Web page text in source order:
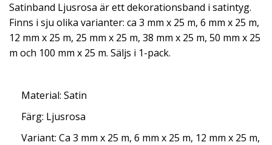
Satinband Ljusrosa är ett dekorationsband i satintyg.
Finns i sju olika varianter: ca 3 mm x 25 m, 6 mm x 25 m,
12 mm x 25 m, 25 mm x 25 m, 38 mm x 25 m, 50 mm x 25
m och 100 mm x 25 m. Säljs i 1-pack.
Material: Satin
Färg: Ljusrosa
Variant: Ca 3 mm x 25 m, 6 mm x 25 m, 12 mm x 25 m,